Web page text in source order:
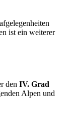
ist ein weiterer
den IV. Grad
Alpen und